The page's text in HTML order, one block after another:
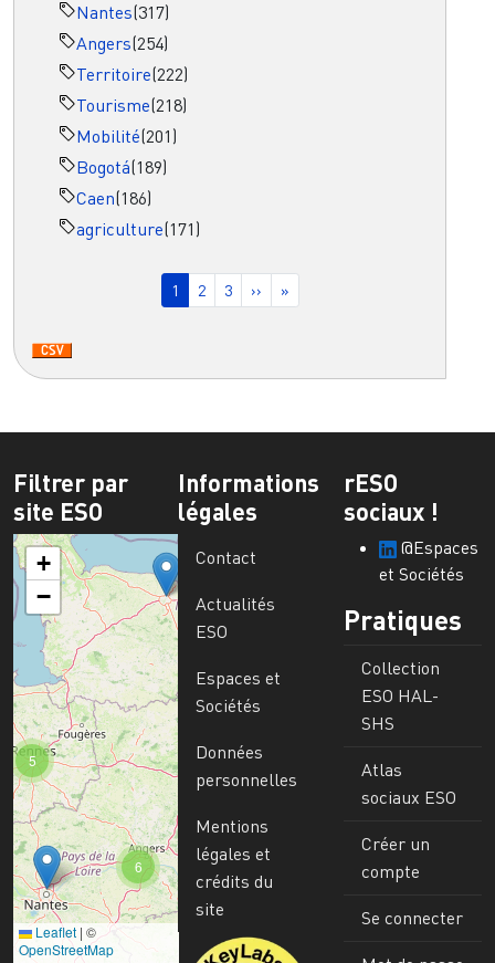
Nantes(317)
Angers(254)
Territoire(222)
Tourisme(218)
Mobilité(201)
Bogotá(189)
Caen(186)
agriculture(171)
Page courante
1 Page
2 Page
3 Page suivante
›› Dernière page
»
Filtrer par
site ESO
6
5
+
−
Leaflet | ©
OpenStreetMap
Informations
légales
Contact
Actualités
ESO
Espaces et
Sociétés
Données
personnelles
Mentions
légales et
crédits du
site
Image
rESO
sociaux !
@Espaces
et Sociétés
Pratiques
Collection
ESO HAL-
SHS
Atlas
sociaux ESO
Créer un
compte
Se connecter